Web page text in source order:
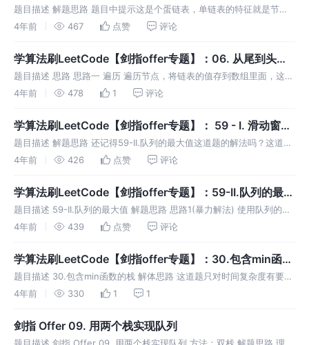
节点
题目描述 解题思路 题目中提示这是个蛋链表，单链表的特征就是节点
中有一个指向下一个节点的指针，如果要删除一个节点，直接这个节点
就被删除了。
4年前 467 点赞 评论
学算法刷LeetCode【剑指offer专题】：06. 从尾到头打
印链表
题目描述 思路 思路一 遍历 遍历节点，将链表的值存到数组里面，这里
有两种方法: 存的时候就从数组的头部插入（unshift()），这样直接返
4年前 478 1 评论
学算法刷LeetCode【剑指offer专题】： 59 - I. 滑动窗口
的最大值
题目描述 解题思路 还记得59-II.队列的最大值这道题的解法吗？这道题
难度是困难 ，实际上理清思路并不难，无非就是滑动窗口+单调度双端
4年前 426 点赞 评论
学算法刷LeetCode【剑指offer专题】：59-II.队列的最大
值
题目描述 59-II.队列的最大值 解题思路 思路1(暴力解法) 使用队列的特
性尾部插入，头部删除实现 push_back 和 pop_front， 至于寻找最大
4年前 439 点赞 评论
学算法刷LeetCode【剑指offer专题】：30.包含min函数
的栈
题目描述 30.包含min函数的栈 解体思路 这道题只对时间复杂度有要
求，那可以在空间复杂度上放宽。因此，我们可以使用两个栈， 栈1正
4年前 330 1 1
剑指 Offer 09. 用两个栈实现队列